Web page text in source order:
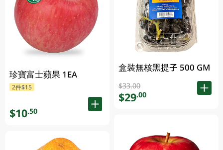
珍寶富士蘋果 1EA
2件$15
$10.50
盒裝無核黑提子 500 GM
$33.00
$29.00